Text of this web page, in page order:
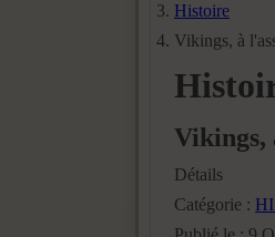
Histoire
Vikings, à
Vikings,
Détails
Catégorie :